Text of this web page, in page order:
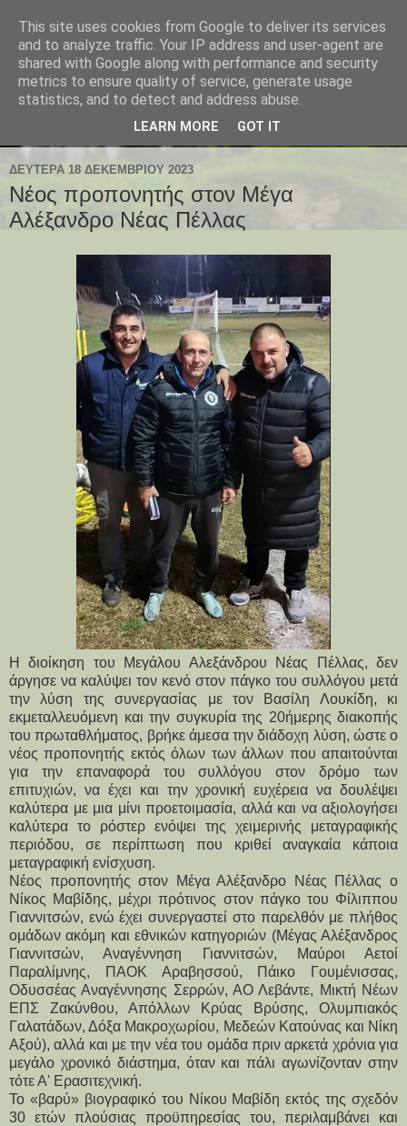
ΔΕΥΤΈΡΑ 18 ΔΕΚΕΜΒΡΊΟΥ 2023
Νέος προπονητής στον Μέγα
Αλέξανδρο Νέας Πέλλας
Η διοίκηση του Μεγάλου Αλεξάνδρου Νέας Πέλλας, δεν
άργησε να καλύψει τον κενό στον πάγκο του συλλόγου μετά
την λύση της συνεργασίας με τον Βασίλη Λουκίδη, κι
εκμεταλλευόμενη και την συγκυρία της 20ήμερης διακοπής
του πρωταθλήματος, βρήκε άμεσα την διάδοχη λύση, ώστε ο
νέος προπονητής εκτός όλων των άλλων που απαιτούνται
για την επαναφορά του συλλόγου στον δρόμο των
επιτυχιών, να έχει και την χρονική ευχέρεια να δουλέψει
καλύτερα με μια μίνι προετοιμασία, αλλά και να αξιολογήσει
καλύτερα το ρόστερ ενόψει της χειμερινής μεταγραφικής
περιόδου, σε περίπτωση που κριθεί αναγκαία κάποια
μεταγραφική ενίσχυση.
Νέος προπονητής στον Μέγα Αλέξανδρο Νέας Πέλλας ο
Νίκος Μαβίδης, μέχρι πρότινος στον πάγκο του Φίλιππου
Γιαννιτσών, ενώ έχει συνεργαστεί στο παρελθόν με πλήθος
ομάδων ακόμη και εθνικών κατηγοριών (Μέγας Αλέξανδρος
Γιαννιτσών, Αναγέννηση Γιαννιτσών, Μαύροι Αετοί
Παραλίμνης, ΠΑΟΚ Αραβησσού, Πάικο Γουμένισσας,
Οδυσσέας Αναγέννησης Σερρών, ΑΟ Λεβάντε, Μικτή Νέων
ΕΠΣ Ζακύνθου, Απόλλων Κρύας Βρύσης, Ολυμπιακός
Γαλατάδων, Δόξα Μακροχωρίου, Μεδεών Κατούνας και Νίκη
Αξού), αλλά και με την νέα του ομάδα πριν αρκετά χρόνια για
μεγάλο χρονικό διάστημα, όταν και πάλι αγωνίζονταν στην
τότε Α' Ερασιτεχνική.
Το «βαρύ» βιογραφικό του Νίκου Μαβίδη εκτός της σχεδόν
30 ετών πλούσιας προϋπηρεσίας του, περιλαμβάνει και
This site uses cookies from Google to deliver its services
and to analyze traffic. Your IP address and user-agent are
shared with Google along with performance and security
metrics to ensure quality of service, generate usage
statistics, and to detect and address abuse.
LEARN MORE GOT IT